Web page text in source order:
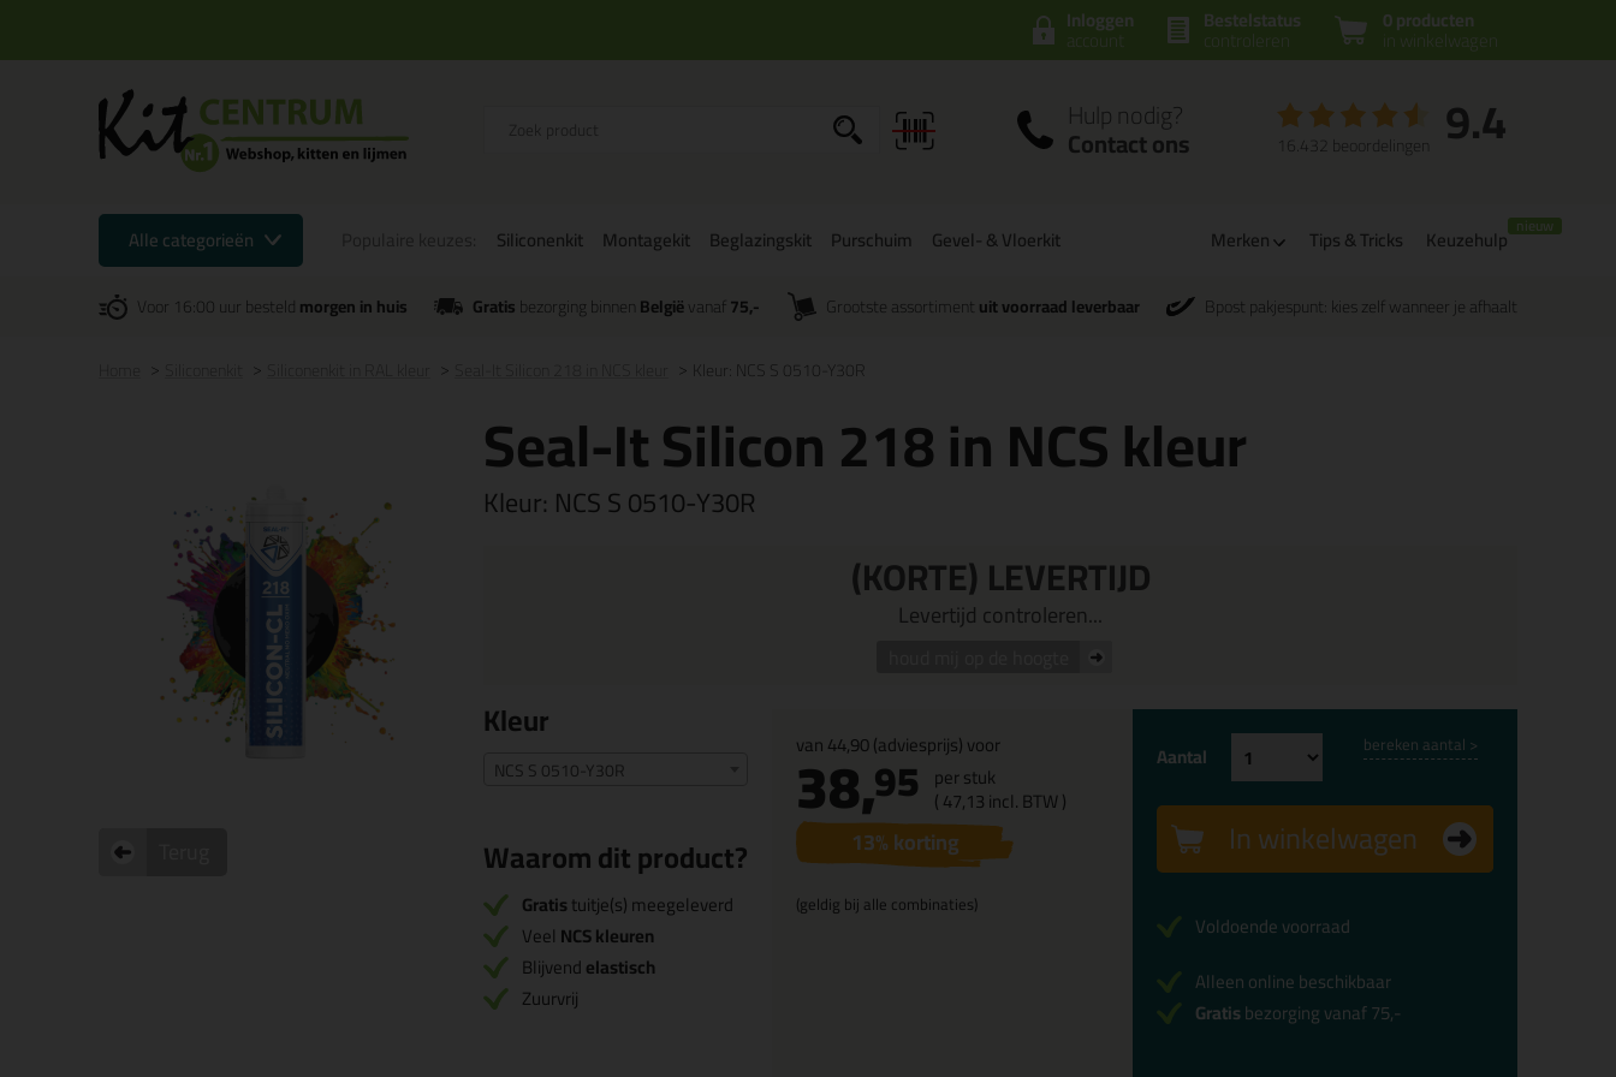
0 producten
in winkelwagen
Bestelstatus
controleren
Inloggen
account
Hulp nodig?
Contact ons 9.4
16.432 beoordelingen
Alle categorieën Siliconenkit Montagekit Beglazingskit Purschuim Gevel- & Vloerkit Merken Tips & Tricks Keuzehulp
Voor 16:00 uur besteldmorgen in huis Gratisbezorging binnenBelgiëvanaf 75,- Grootste assortiment uit voorraad leverbaar Bpost pakjespunt: kies zelf wanneer je afhaalt
Kleur: NCS S 0510-Y30R
Seal-It Silicon 218 in NCS kleur
Kleur: NCS S 0510-Y30R
(KORTE) LEVERTIJD
Levertijd controleren...
Kleur
NCS S 0510-Y30R
Waarom dit product?
Gratistuitje(s) meegeleverd
Veel NCS kleuren
Blijvendelastisch
Zuurvrij
van44,90(adviesprijs) voor
38,95 per stuk
(47,13incl. BTW )
13% korting
(geldig bij alle combinaties)
Aantal bereken aantal >
In winkelwagen
Voldoende voorraad
Alleen online beschikbaar
Gratisbezorging vanaf 75,-